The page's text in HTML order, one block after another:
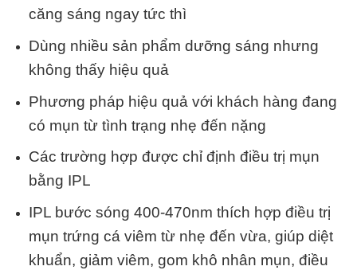
căng sáng ngay tức thì
Dùng nhiều sản phẩm dưỡng sáng nhưng
không thấy hiệu quả
Phương pháp hiệu quả với khách hàng đang
có mụn từ tình trạng nhẹ đến nặng
Các trường hợp được chỉ định điều trị mụn
bằng IPL
IPL bước sóng 400-470nm thích hợp điều trị
mụn trứng cá viêm từ nhẹ đến vừa, giúp diệt
khuẩn, giảm viêm, gom khô nhân mụn, điều